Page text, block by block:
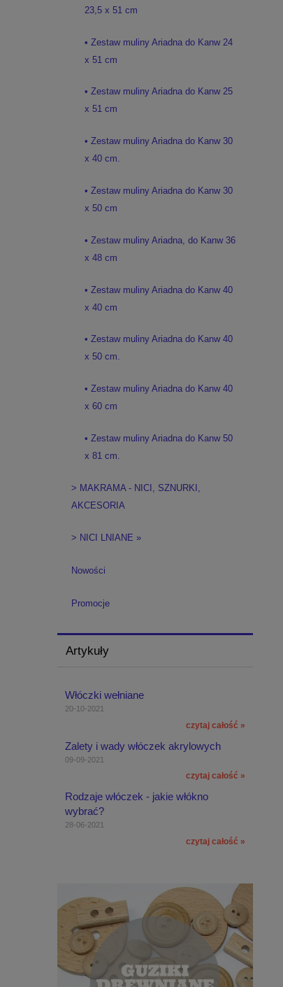
23,5 x 51 cm
• Zestaw muliny Ariadna do Kanw 24
x 51 cm
• Zestaw muliny Ariadna do Kanw 25
x 51 cm
• Zestaw muliny Ariadna do Kanw 30
x 40 cm.
• Zestaw muliny Ariadna do Kanw 30
x 50 cm
• Zestaw muliny Ariadna, do Kanw 36
x 48 cm
• Zestaw muliny Ariadna do Kanw 40
x 40 cm
• Zestaw muliny Ariadna do Kanw 40
x 50 cm.
• Zestaw muliny Ariadna do Kanw 40
x 60 cm
• Zestaw muliny Ariadna do Kanw 50
x 81 cm.
> MAKRAMA - NICI, SZNURKI,
AKCESORIA
> NICI LNIANE »
Nowości
Promocje
Artykuły
Włóczki wełniane
20-10-2021
czytaj całość »
Zalety i wady włóczek akrylowych
09-09-2021
czytaj całość »
Rodzaje włóczek - jakie włókno
wybrać?
28-06-2021
czytaj całość »